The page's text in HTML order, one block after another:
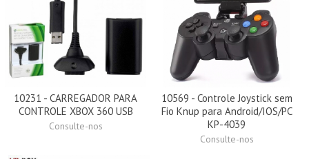
10231 - CARREGADOR PARA
CONTROLE XBOX 360 USB
Consulte-nos
10569 - Controle Joystick sem
Fio Knup para Android/IOS/PC
KP-4039
Consulte-nos